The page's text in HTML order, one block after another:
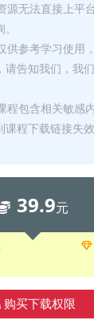
源无法直接上平
供参考学习使用
请告知我们，我
程包含相关敏感
课程下载链接失
39.9元
购买下载权限